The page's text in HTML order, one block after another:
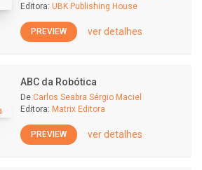
Editora: UBK Publishing House
PREVIEW ver detalhes
ABC da Robótica
De Carlos Seabra Sérgio Maciel
Editora: Matrix Editora
PREVIEW ver detalhes